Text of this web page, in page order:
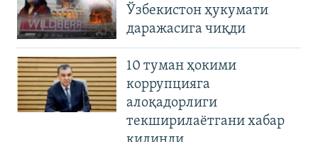
Ўзбекистон ҳукумати
даражасига чиқди
10 туман ҳокими
коррупцияга
алоқадорлиги
текширилаётгани хабар